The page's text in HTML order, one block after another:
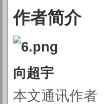
作者简介
向超宇
本文通讯作者